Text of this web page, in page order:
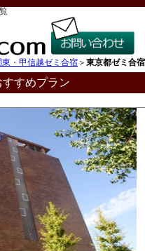
東・甲信越ゼミ合宿 ＞ 東京都ゼミ合宿
すめプラン